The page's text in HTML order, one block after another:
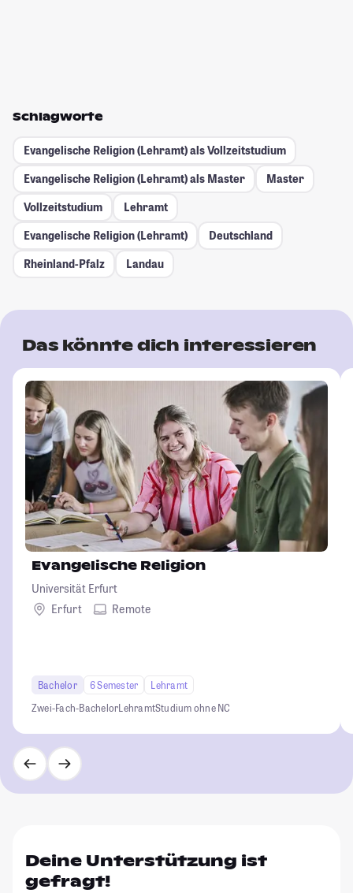
Schlagworte
Evangelische Religion (Lehramt) als Vollzeitstudium
Evangelische Religion (Lehramt) als Master
Master
Vollzeitstudium
Lehramt
Evangelische Religion (Lehramt)
Deutschland
Rheinland-Pfalz
Landau
Das könnte dich interessieren
Evangelische Religion
Universität Erfurt
Erfurt
Remote
Bachelor 6 Semester
Lehramt
Zwei-Fach-BachelorLehramtStudium ohne NC
Deine Unterstützung ist
gefragt!